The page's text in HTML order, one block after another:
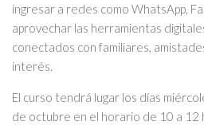
ingresar a redes como WhatsApp,
aprovechar las herramientas
conectados con familiares,
interés.
El curso tendrá lugar los días
de octubre en el horario de 10 a 12